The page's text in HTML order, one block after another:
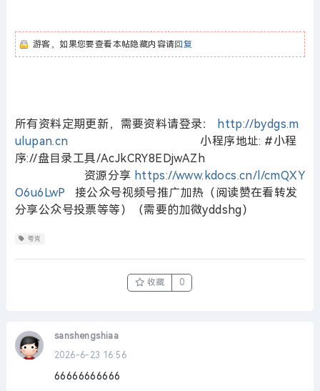
游客，如果您要查看本帖隐藏内容请回复
所有资料定期更新，需要资料请登录：
http://bydgs.m
ulupan.cn 小程序地址: #小程
序://盘目录工具/AcJkCRY8EDjwAZh
资源分享 https://www.kdocs.cn/l/cmQXY
O6u6LwP
接公众号视频号推广加热（阅读赞在看转发
分享公众号投票等等）（需要的加微yddshg）
夸克
收藏 0
sanshengshiaa
2026-6-23 16:56
66666666666